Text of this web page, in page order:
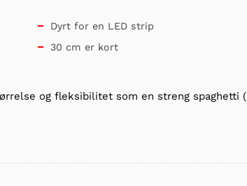
 Dyrt for en LED strip
 30 cm er kort
og fleksibilitet som en streng